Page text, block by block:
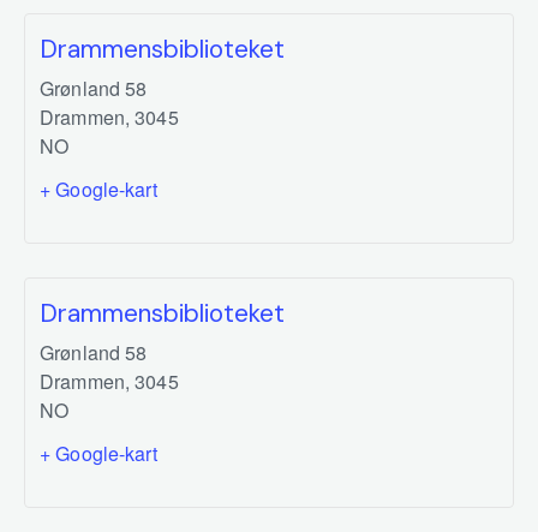
Drammensbiblioteket
Grønland 58
Drammen, 3045
NO
+ Google-kart
Drammensbiblioteket
Grønland 58
Drammen, 3045
NO
+ Google-kart